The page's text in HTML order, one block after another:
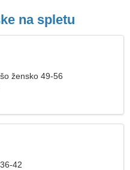
na spletu
žensko 49-56
42